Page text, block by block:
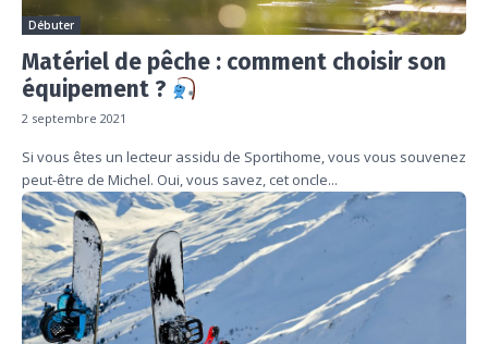
Débuter
Matériel de pêche : comment choisir son
équipement ?
2 septembre 2021
Si vous êtes un lecteur assidu de Sportihome, vous vous souvenez
peut-être de Michel. Oui, vous savez, cet oncle...